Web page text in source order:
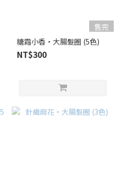
售完
糖霜小香・大腸髮圈 (5色)
NT$300